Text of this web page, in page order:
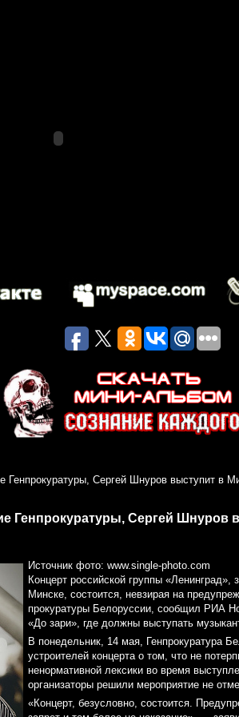
Генпрокуратуры, Сергей Шнуров выступит в
Генпрокуратуры, Сергей Шнуров
Источник фото: www.single-photo.com
Концерт российской группы
Минске, состоится, невзирая на
прокуратуры Белоруссии, сообщил РИА
«До зари», где должны выступать
В понедельник, 14 мая, Генпрокуратура
устроителей концерта о том, что не
ненормативной лексики во время
организаторы решили мероприятие не
«Концерт, безусловно, состоится.